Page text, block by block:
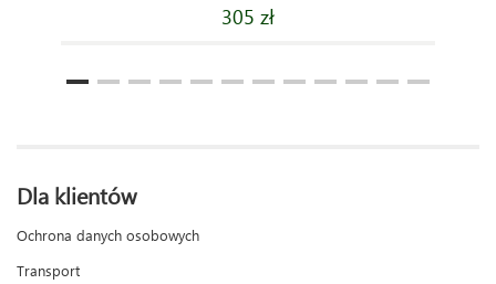
305 zł
Dla klientów
Ochrona danych osobowych
Transport